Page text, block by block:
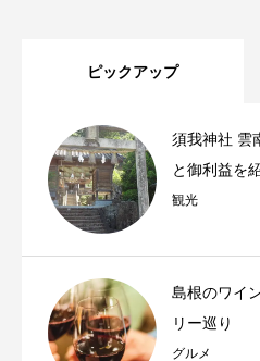
ピックアップ
須我神社 雲
と御利益を
観光
島根のワイ
リー巡り
グルメ